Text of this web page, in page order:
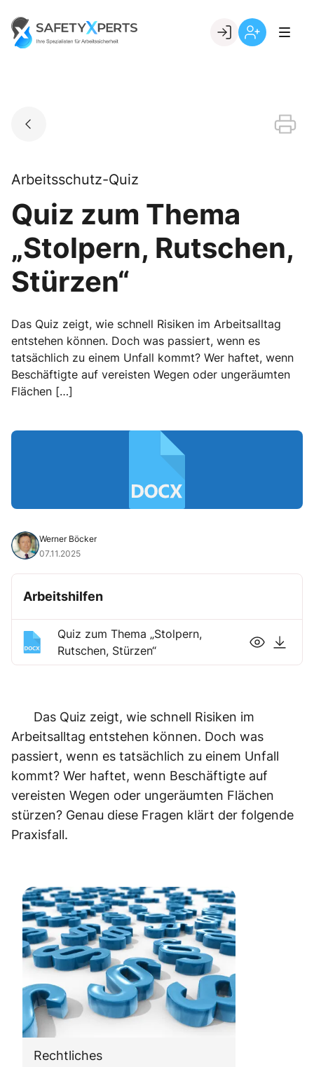
content
Go to landing page.
Arbeitsschutz-Quiz
Quiz zum Thema
„Stolpern, Rutschen,
Stürzen“
Das Quiz zeigt, wie schnell Risiken im Arbeitsalltag
entstehen können. Doch was passiert, wenn es
tatsächlich zu einem Unfall kommt? Wer haftet, wenn
Beschäftigte auf vereisten Wegen oder ungeräumten
Flächen […]
Werner Böcker
07.11.2025
Arbeitshilfen
Quiz zum Thema „Stolpern,
Rutschen, Stürzen“
Das Quiz zeigt, wie schnell Risiken im
Arbeitsalltag entstehen können. Doch was
passiert, wenn es tatsächlich zu einem Unfall
kommt? Wer haftet, wenn Beschäftigte auf
vereisten Wegen oder ungeräumten Flächen
stürzen? Genau diese Fragen klärt der folgende
Praxisfall.
Rechtliches